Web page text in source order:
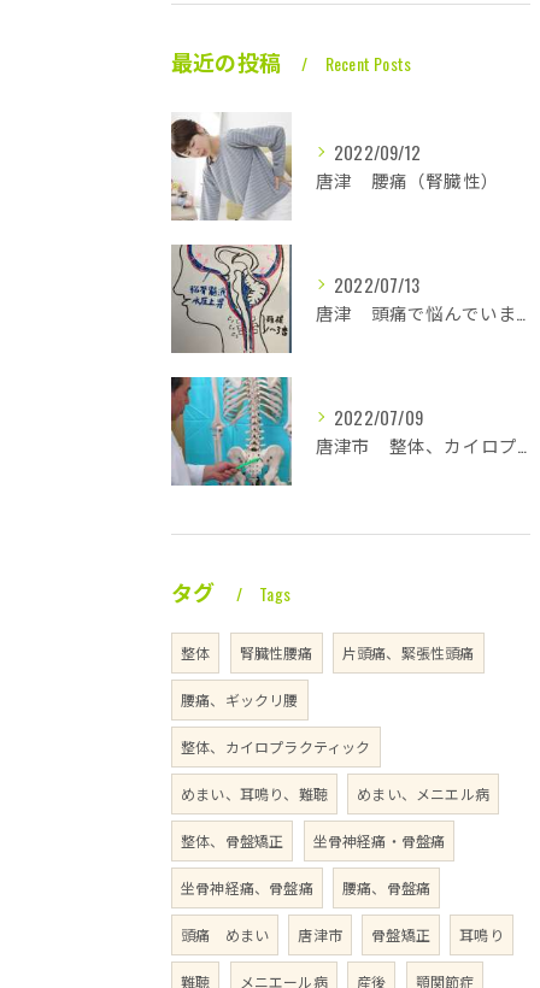
最近の投稿 Recent Posts
2022/09/12
唐津 腰痛（腎臓性）
2022/07/13
唐津 頭痛で悩んでいます
2022/07/09
唐津市 整体、カイロプラクティックは背骨の歪み、その他の骨格の歪みを正すことで腰痛、坐骨神経の改善を図る
タグ Tags
整体 腎臓性腰痛 片頭痛、緊張性頭痛
腰痛、ギックリ腰
整体、カイロプラクティック
めまい、耳鳴り、難聴 めまい、メニエル病
整体、骨盤矯正 坐骨神経痛・骨盤痛
坐骨神経痛、骨盤痛 腰痛、骨盤痛
頭痛 めまい 唐津市 骨盤矯正 耳鳴り
難聴 メニエール病 産後 顎関節症